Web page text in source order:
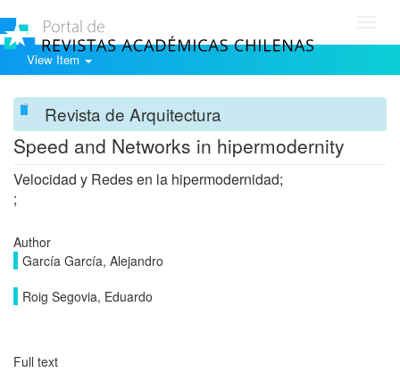
View Item
Revista de Arquitectura
Speed and Networks in hipermodernity
Velocidad y Redes en la hipermodernidad;
;
Author
García García, Alejandro
Roig Segovia, Eduardo
Full text